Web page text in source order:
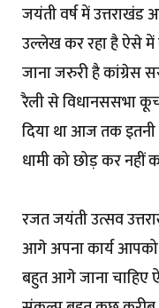
जयंती वर्ष में उत्तराखंड
उल्लेख कर रहा है ऐसे में
जाना जरुरी है कांग्रेस
रैली से विधानससभा
दिया था आज तक
धामी को छोड़ कर नहीं
रजत जयंती उत्सव
आगे अपना कार्य आपको
बहुत आगे जाना चाहिए